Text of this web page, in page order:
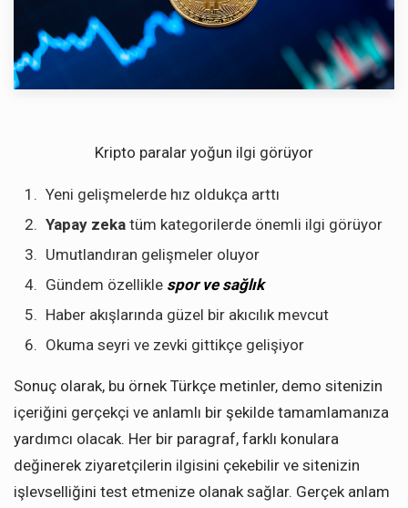
Kripto paralar yoğun ilgi görüyor
Yeni gelişmelerde hız oldukça arttı
Yapay zeka tüm kategorilerde önemli ilgi görüyor
Umutlandıran gelişmeler oluyor
Gündem özellikle spor ve sağlık
Haber akışlarında güzel bir akıcılık mevcut
Okuma seyri ve zevki gittikçe gelişiyor
Sonuç olarak, bu örnek Türkçe metinler, demo sitenizin
içeriğini gerçekçi ve anlamlı bir şekilde tamamlamanıza
yardımcı olacak. Her bir paragraf, farklı konulara
değinerek ziyaretçilerin ilgisini çekebilir ve sitenizin
işlevselliğini test etmenize olanak sağlar. Gerçek anlam